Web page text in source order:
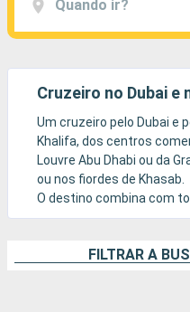
Quando ir?
Cruzeiro no Dubai e
Um cruzeiro pelo Dubai e
Khalifa, dos centros
Louvre Abu Dhabi ou da
ou nos fiordes de Khasab.
O destino combina com
cruzeiros que tanto
FILTRAR A